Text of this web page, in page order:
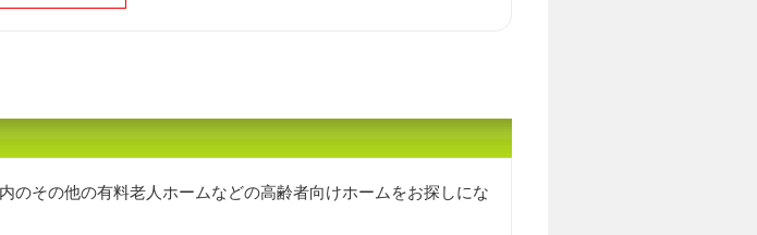
のその他の有料老人ホームなどの高齢者向けホームをお探しにな